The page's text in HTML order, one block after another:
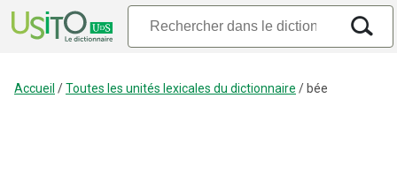
Accueil /Toutes les unités lexicales du dictionnaire / bée